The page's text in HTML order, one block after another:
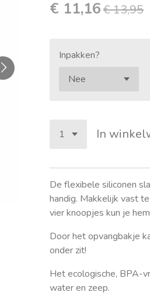
€ 11,16€ 13,95
Inpakken?
In
De flexibele siliconen
handig. Makkelijk vast
vier knoopjes kun je
Door het opvangbakje
onder zit!
Het ecologische, BPA-
water en zeep.